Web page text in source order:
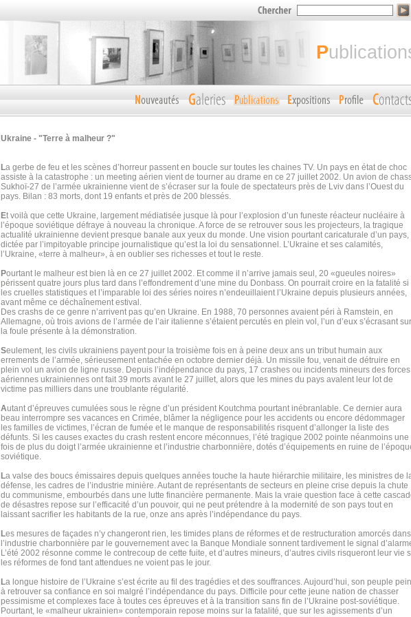
Ukraine - "Terre à malheur ?"
La gerbe de feu et les scènes d’horreur passent en boucle sur toutes les chaines TV. Un pays en état de choc
assiste à la catastrophe : un meeting aérien vient de tourner au drame en ce 27 juillet 2002. Un avion de
Sukhoï-27 de l’armée ukrainienne vient de s’écraser sur la foule de spectateurs près de Lviv dans l’Ouest du
pays. Bilan : 83 morts, dont 19 enfants et près de 200 blessés.
Et voilà que cette Ukraine, largement médiatisée jusque là pour l’explosion d’un funeste réacteur nucléaire à
l’époque soviétique défraye à nouveau la chronique. A force de se retrouver sous les projecteurs, la tragique
actualité ukrainienne devient presque banale aux yeux du monde. Une vision pourtant caricaturale d’un pays,
dictée par l’impitoyable principe journalistique qu’est la loi du sensationnel. L’Ukraine et ses calamités,
l’Ukraine, «terre à malheur», à en oublier ses richesses et tout le reste.
Pourtant le malheur est bien là en ce 27 juillet 2002. Et comme il n’arrive jamais seul, 20 «gueules noires»
périssent quatre jours plus tard dans l’effondrement d’une mine du Donbass. On pourrait croire en la fatalité si
les cruelles statistiques et l’imparable loi des séries noires n’endeuillaient l’Ukraine depuis plusieurs années,
avant même ce déchaînement estival.
Des crashs de ce genre n’arrivent pas qu’en Ukraine. En 1988, 70 personnes avaient péri à Ramstein, en
Allemagne, où trois avions de l’armée de l’air italienne s’étaient percutés en plein vol, l’un d’eux s’écrasant sur
la foule présente à la démonstration.
Seulement, les civils ukrainiens payent pour la troisième fois en à peine deux ans un tribut humain aux
errements de l’armée, sérieusement entachée en octobre dernier déjà. Un missile fou, venait de détruire en
plein vol un avion de ligne russe. Depuis l’indépendance du pays, 17 crashes ou incidents mineurs des forces
aériennes ukrainiennes ont fait 39 morts avant le 27 juillet, alors que les mines du pays avalent leur lot de
victime pas milliers dans une troublante régularité.
Autant d’épreuves cumulées sous le règne d’un président Koutchma pourtant inébranlable. Ce dernier aura
beau interrompre ses vacances en Crimée, blâmer la négligence pour les accidents ou encore dédommager
les familles de victimes, l’écran de fumée et le manque de responsabilités risquent d’allonger la liste des
défunts. Si les causes exactes du crash restent encore méconnues, l’été tragique 2002 pointe néanmoins une
fois de plus du doigt l’armée ukrainienne et l’industrie charbonnière, dotés d’équipements en ruine de
soviétique.
La valse des boucs émissaires depuis quelques années touche la haute hiérarchie militaire, les ministres de
défense, les cadres de l’industrie minière. Autant de représentants de secteurs en pleine crise depuis la chute
du communisme, embourbés dans une lutte financière permanente. Mais la vraie question face à cette
de désastres repose sur l’efficacité d’un pouvoir, qui ne peut prétendre à la modernité de son pays tout en
laissant sacrifier les habitants de la rue, onze ans après l’indépendance du pays.
Les mesures de façades n’y changeront rien, les timides plans de réformes et de restructuration amorcés dans
l’industrie charbonnière par le gouvernement avec la Banque Mondiale sonnent tardivement le signal
L’été 2002 résonne comme le contrecoup de cette fuite, et d’autres mineurs, d’autres civils risqueront leur vie
les réformes de fond tant attendues ne voient pas le jour.
La longue histoire de l’Ukraine s’est écrite au fil des tragédies et des souffrances. Aujourd’hui, son peuple
à retrouver sa confiance en soi malgré l’indépendance du pays. Difficile pour cette jeune nation de chasser
pessimisme et complexes face à toutes ces épreuves et à la transition sans fin de l’Ukraine post-soviétique.
Pourtant, le «malheur ukrainien» contemporain repose moins sur la fatalité, que sur les agissements d’un